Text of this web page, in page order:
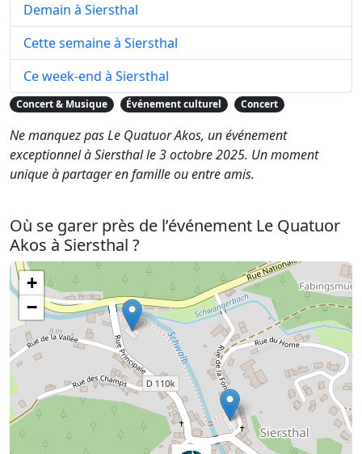
Demain à Siersthal
Cette semaine à Siersthal
Ce week-end à Siersthal
Concert & Musique Événement culturel Concert
Ne manquez pas Le Quatuor Akos, un événement
exceptionnel à Siersthal le 3 octobre 2025. Un moment
unique à partager en famille ou entre amis.
Où se garer près de l’événement Le Quatuor
Akos à Siersthal ?
+
−